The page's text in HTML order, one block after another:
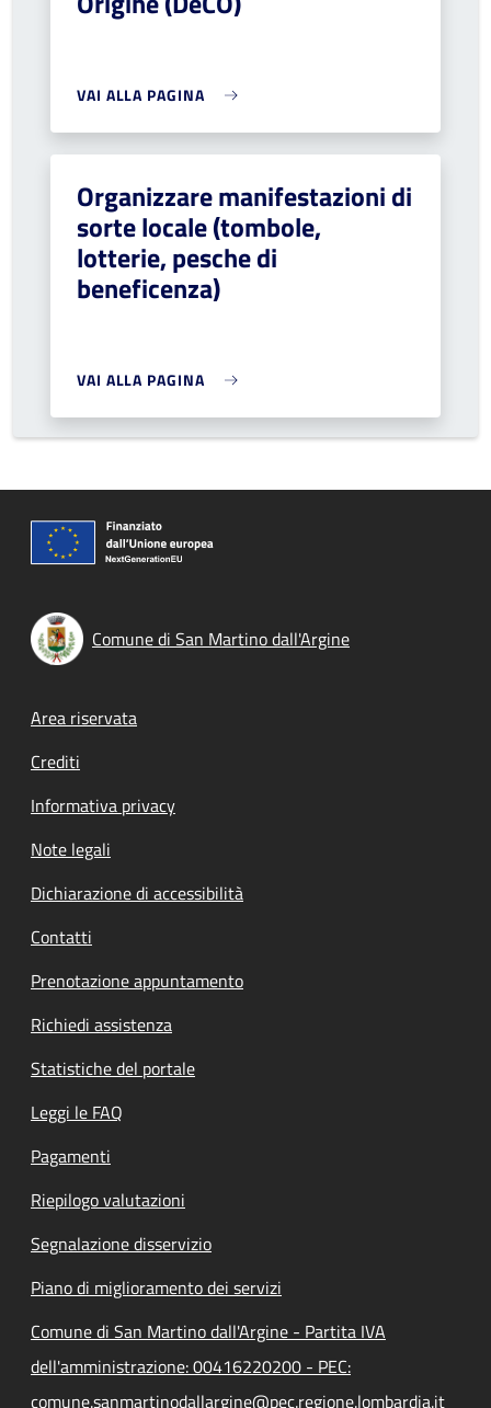
VAI ALLA PAGINA
Organizzare manifestazioni di
sorte locale (tombole,
lotterie, pesche di
beneficenza)
VAI ALLA PAGINA
Comune di San Martino dall'Argine
Footer menu
Area riservata
Crediti
Informativa privacy
Note legali
Dichiarazione di accessibilità
Contatti
Prenotazione appuntamento
Richiedi assistenza
Statistiche del portale
Leggi le FAQ
Pagamenti
Riepilogo valutazioni
Segnalazione disservizio
Piano di miglioramento dei servizi
Comune di San Martino dall'Argine - Partita IVA
dell'amministrazione: 00416220200 - PEC:
comune.sanmartinodallargine@pec.regione.lombardia.it